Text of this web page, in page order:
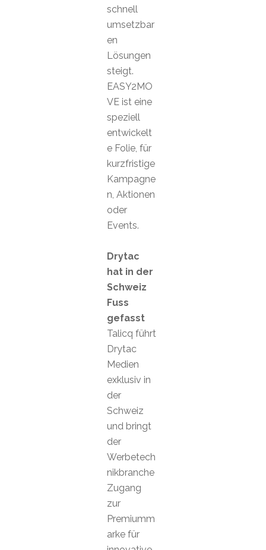
schnell
umsetzbar
en
Lösungen
steigt.
EASY2MO
VE ist eine
speziell
entwickelt
e Folie, für
kurzfristige
Kampagne
n, Aktionen
oder
Events.
Drytac
hat in der
Schweiz
Fuss
gefasst
Talicq führt
Drytac
Medien
exklusiv in
der
Schweiz
und bringt
der
Werbetech
nikbranche
Zugang
zur
Premiumm
arke für